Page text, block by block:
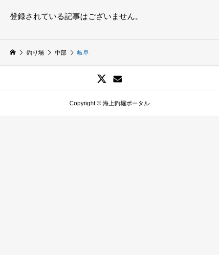
登録されている記事はございません。
釣り場 中部 岐阜
Copyright © 海上釣堀ポータル